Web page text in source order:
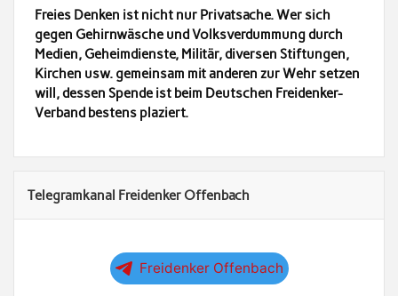
Freies Denken ist nicht nur Privatsache. Wer sich
gegen Gehirnwäsche und Volksverdummung durch
Medien, Geheimdienste, Militär, diversen Stiftungen,
Kirchen usw. gemeinsam mit anderen zur Wehr setzen
will, dessen Spende ist beim Deutschen Freidenker-
Verband bestens plaziert.
Telegramkanal Freidenker Offenbach
Freidenker Offenbach